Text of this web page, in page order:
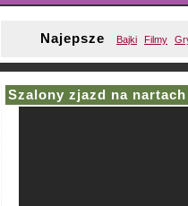
Najepsze Bajki Filmy
Szalony zjazd na nartach